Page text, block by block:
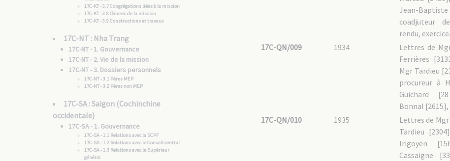
17C-KT - 3.7 Congrégations liées à la mission
17C-KT - 3.8 Œuvres de la mission
17C-KT - 3.9 Constructions et travaux
17C-NT : Nha Trang
17C-NT - 1. Gouvernance
17C-NT - 2. Vie de la mission
17C-NT - 3. Dossiers personnels
17C-NT - 3.1 Pères MEP
17C-NT - 3.2 Pères non MEP
17C-SA : Saigon (Cochinchine
occidentale)
17C-SA - 1. Gouvernance
17C-SA - 1.1 Relations avec la SCPF
17C-SA - 1.2 Relations avec le Conseil central
17C-SA - 1.3 Relations avec le Supérieur
général
Jean-Baptiste
coadjuteur
rendu, exercice.
17C-QN/009
1934
Lettres de
Ferrières
Mgr Tardieu
procureur à
Guichard
Bonnal
17C-QN/010
1935
Lettres de
Tardieu
Irigoyen
Cassaigne